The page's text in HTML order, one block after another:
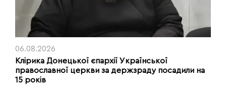
06.08.2026
Клірика Донецької єпархії Української
православної церкви за держзраду посадили на
15 років